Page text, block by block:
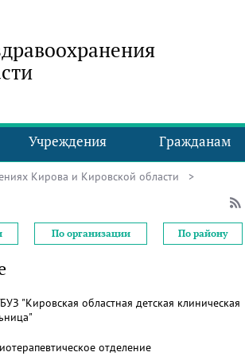
Учреждения Гражданам
Кирова и Кировской области >
По организации По району
"Кировская областная детская клиническая
отделение